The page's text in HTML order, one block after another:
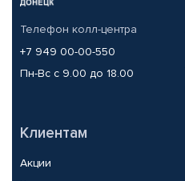
Телефон колл-центра
+7 949 00-00-550
Пн-Вс с 9.00 до 18.00
Клиентам
Акции